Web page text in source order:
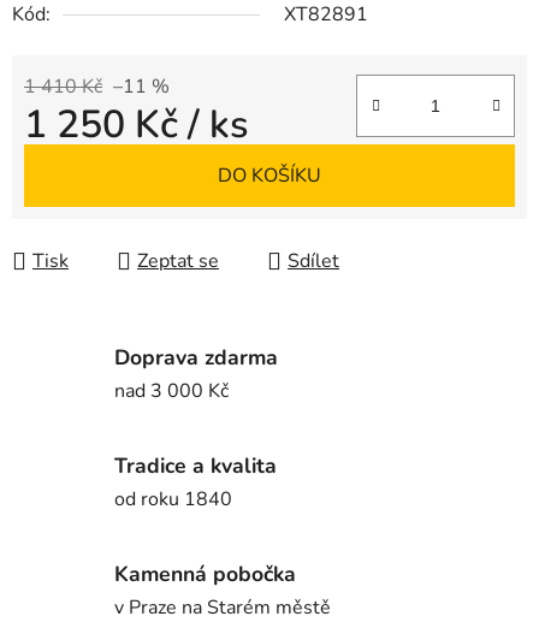
Kód:
XT82891
1 410 Kč –11 %
1 250 Kč/ ks
DO KOŠÍKU
Tisk Zeptat se Sdílet
Doprava zdarma
nad 3 000 Kč
Tradice a kvalita
od roku 1840
Kamenná pobočka
v Praze na Starém městě